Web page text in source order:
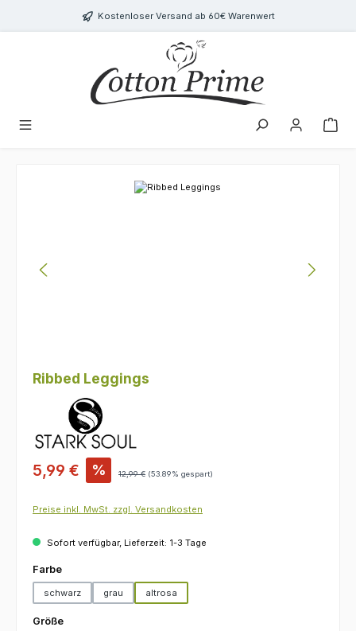
Zum Hauptinhalt springenKostenloser Versand ab 60€ Warenwert
Bildergalerie überspringen
Ribbed Leggings
Verkaufspreis:
5,99 € % Regulärer Preis:
12,99 € (53.89% gespart)
Preise inkl. MwSt. zzgl. Versandkosten
Sofort verfügbar, Lieferzeit: 1-3 Tage
Farbeauswählen
schwarz grau altrosa
Größeauswählen